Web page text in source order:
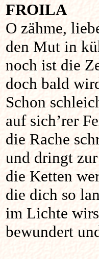
FROILA
O zähme,
den Mut in
noch ist die
doch bald
Schon
auf sich’rer
die Rache
und dringt
die Ketten
die dich so
im Lichte
bewundert